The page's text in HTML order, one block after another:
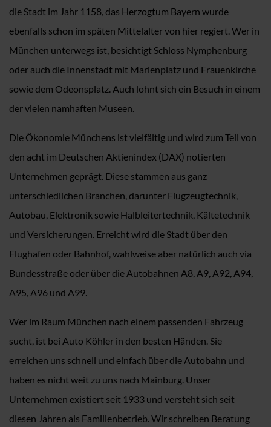
die Stadt im Jahr 1158, das Herzogtum Bayern wurde
ebenfalls schon im späten Mittelalter von hier regiert. Wer in
München unterwegs ist, besichtigt Schloss Nymphenburg
oder auch die Innenstadt mit Marienplatz und Frauenkirche
sowie dem Odeonsplatz. Auch lohnt sich ein Besuch in einem
der vielen namhaften Museen.
Die Ökonomie Münchens ist vielfältig und wird zum Teil von
den acht im Deutschen Aktienindex (DAX) notierten
Unternehmen geprägt. Diese stammen aus ganz
unterschiedlichen Branchen, darunter Flugzeugtechnik,
Autobau, Elektronik sowie Halbleitertechnik, Kältetechnik
und Versicherungen. Erreicht wird die Stadt über den
Flughafen oder Bahnhof, wahlweise aber natürlich auch via
Bundesstraße oder über die Autobahnen A8, A9, A92, A94,
A95, A96 und A99.
Wer im Raum München nach einem passenden Fahrzeug
sucht, ist bei Auto Köhler in den besten Händen. Sie
erreichen uns schnell und einfach über die Autobahn und
haben es nicht weit zu uns nach Mainburg. Unser
Unternehmen existiert seit 1933 und versteht sich seit
diesen Jahren als Familienbetrieb. Wir schreiben Beratung